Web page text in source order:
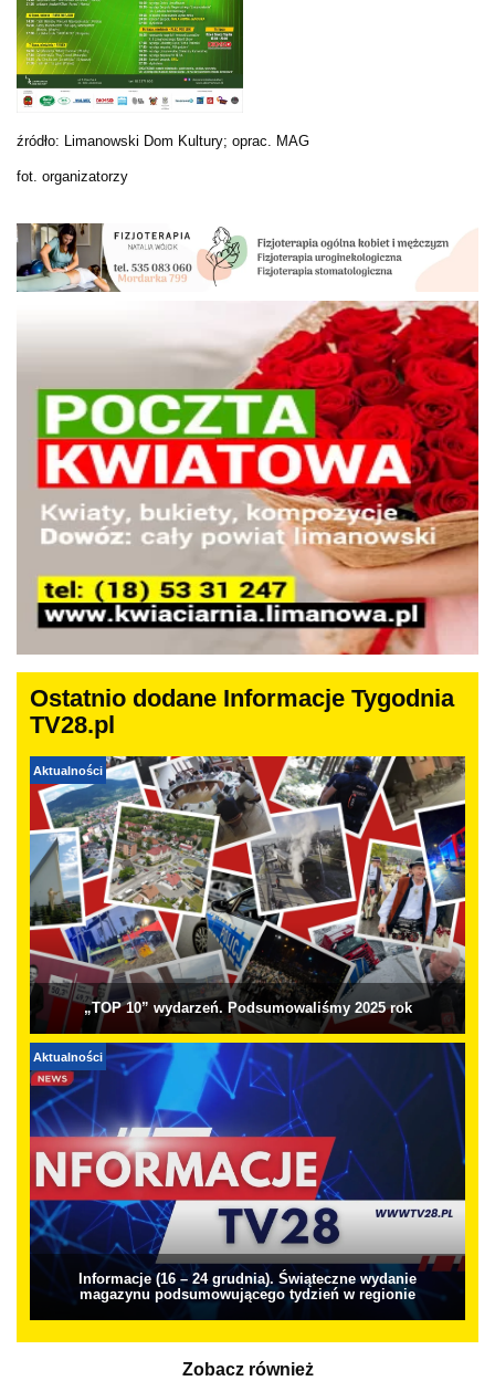
źródło: Limanowski Dom Kultury; oprac. MAG
fot. organizatorzy
Ostatnio dodane Informacje Tygodnia
TV28.pl
Aktualności
„TOP 10” wydarzeń. Podsumowaliśmy 2025 rok
Aktualności
Informacje (16 – 24 grudnia). Świąteczne wydanie
magazynu podsumowującego tydzień w regionie
Zobacz również